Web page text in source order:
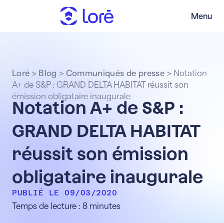
Menu
Notation A+ de S&P :
GRAND DELTA HABITAT
réussit son émission
obligataire inaugurale
PUBLIÉ LE 09/03/2020
Temps de lecture : 8 minutes
Loré > Blog > Communiqués de presse> Notation
A+ de S&P : GRAND DELTA HABITAT réussit son
émission obligataire inaugurale